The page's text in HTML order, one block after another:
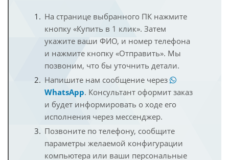
На странице выбранного ПК нажмите
кнопку «Купить в 1 клик». Затем
укажите ваши ФИО, и номер телефона
и нажмите кнопку «Отправить». Мы
позвоним, что бы уточнить детали.
Напишите нам сообщение через
WhatsApp. Консультант оформит заказ
и будет информировать о ходе его
исполнения через мессенджер.
Позвоните по телефону, сообщите
параметры желаемой конфигурации
компьютера или ваши персональные